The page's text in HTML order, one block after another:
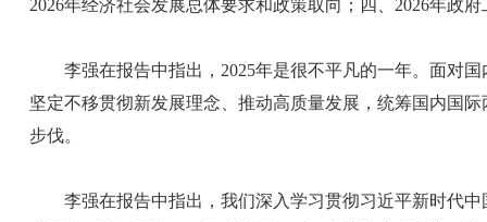
2026年经济社会发展总体要求和政策取向；四、2026年政
李强在报告中指出，2025年是很不平凡的一年。面对国
坚定不移贯彻新发展理念、推动高质量发展，统筹国内国
步伐。
李强在报告中指出，我们深入学习贯彻习近平新时代中